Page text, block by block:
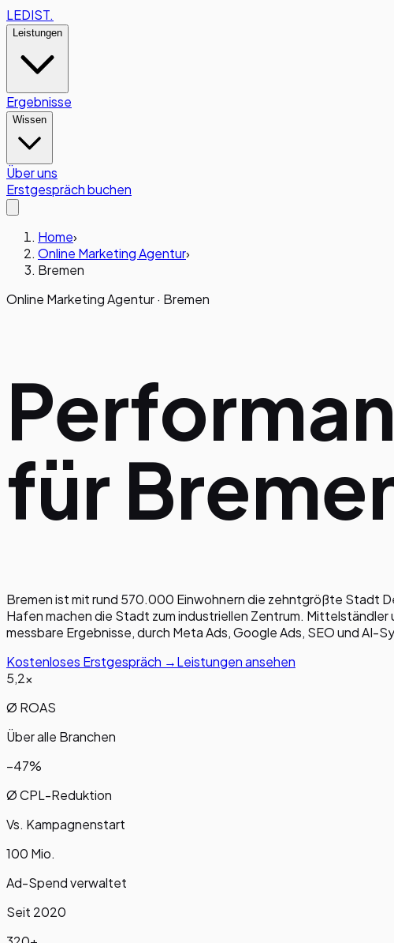
LEDIST.
Leistungen
Ergebnisse
Wissen
Über uns
Erstgespräch buchen
Home›
Online Marketing Agentur›
Bremen
Online Marketing Agentur · Bremen
für
Bremen ist mit rund 570.000 Einwohnern die zehntgrößte Stadt
Hafen machen die Stadt zum industriellen Zentrum.
messbare Ergebnisse, durch Meta Ads, Google Ads, SEO und AI-
Kostenloses Erstgespräch →Leistungen ansehen
5,2×
Ø ROAS
Über alle Branchen
−47%
Ø CPL-Reduktion
Vs. Kampagnenstart
100 Mio.
Ad-Spend verwaltet
Seit 2020